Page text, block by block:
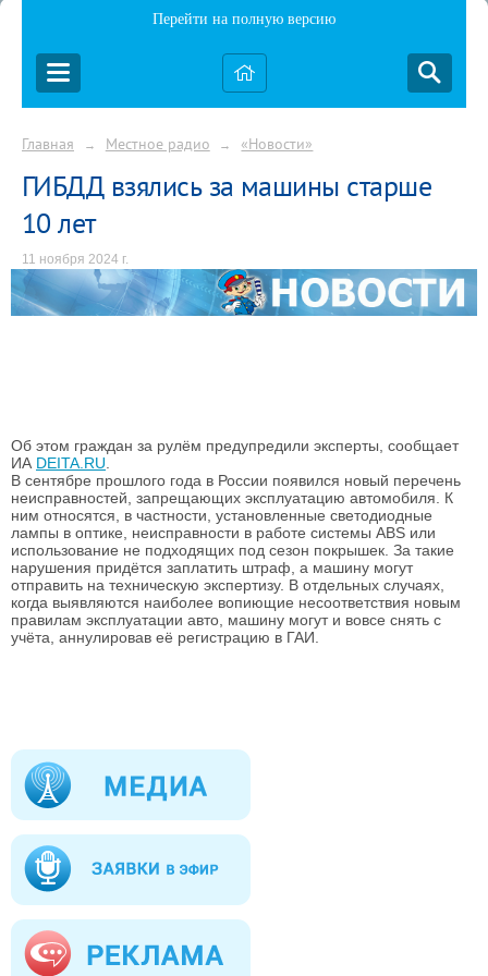
Перейти на полную версию
Главная → Местное радио → «Новости»
ГИБДД взялись за машины старше
10 лет
11 ноября 2024 г.
Об этом граждан за рулём предупредили эксперты, сообщает
ИА DEITA.RU
В сентябре прошлого года в России появился новый перечень
неисправностей, запрещающих эксплуатацию автомобиля. К
ним относятся, в частности, установленные светодиодные
лампы в оптике, неисправности в работе системы ABS или
использование не подходящих под сезон покрышек. За такие
нарушения придётся заплатить штраф, а машину могут
отправить на техническую экспертизу. В отдельных случаях,
когда выявляются наиболее вопиющие несоответствия новым
правилам эксплуатации авто, машину могут и вовсе снять с
учёта, аннулировав её регистрацию в ГАИ.